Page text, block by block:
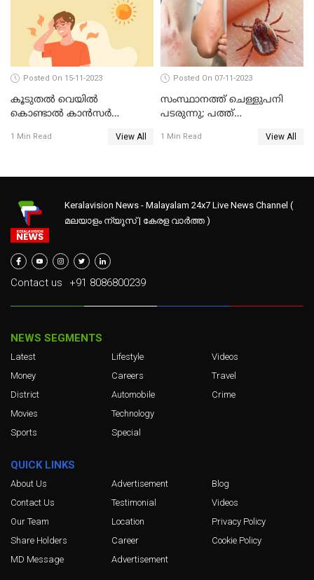
Posted On 15-11-2023
കൂടുതൽ വെയിൽ
കൊണ്ടാൽ കാൻസർ
1 Min Read View All
Posted On 07-11-2023
സംസ്ഥാനത്ത് ചെള്ളുപനി
പടരുന്നു; പത്ത്
മരണം
1 Min Read View All
Keralavision News - Malayalam 24x7 Live News Channel (
മലയാളം ന്യൂസ് | കേരള വാർത്ത )
Contact us +91 8086800239
NEWS SEGMENTS
Latest
Money
District
Movies
Sports
Lifestyle
Careers
Automobile
Technology
Special
Videos
Travel
Crime
QUICK LINKS
About Us
Contact Us
Our Team
Share Holders
MD Message
Advertisement
Testimonial
Location
Career
Advertisement
Blog
Videos
Privacy Policy
Cookie Policy